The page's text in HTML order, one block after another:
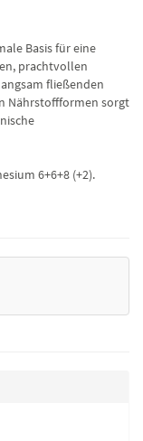
Basis für eine
prachtvollen
fließenden
Nährstoffformen sorgt
6+6+8 (+2).